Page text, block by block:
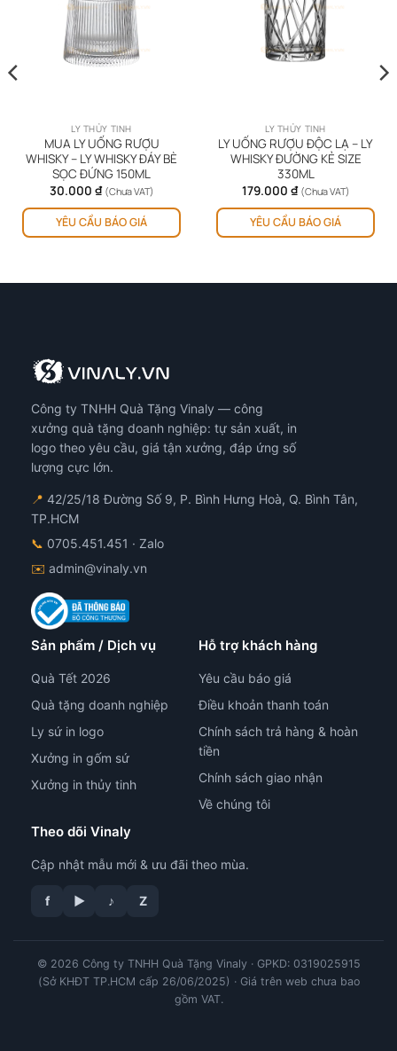
LY THỦY TINH
MUA LY UỐNG RƯỢU
WHISKY – LY WHISKY ĐÁY BÈ
SỌC ĐỨNG 150ML
30.000 ₫ (Chưa VAT)
YÊU CẦU BÁO GIÁ
LY THỦY TINH
LY UỐNG RƯỢU ĐỘC LẠ – LY
WHISKY ĐƯỜNG KẺ SIZE
330ML
179.000 ₫ (Chưa VAT)
YÊU CẦU BÁO GIÁ
Công ty TNHH Quà Tặng Vinaly — công
xưởng quà tặng doanh nghiệp: tự sản xuất, in
logo theo yêu cầu, giá tận xưởng, đáp ứng số
lượng cực lớn.
📍 42/25/18 Đường Số 9, P. Bình Hưng Hoà, Q. Bình Tân,
TP.HCM
📞 0705.451.451 · Zalo
✉️ admin@vinaly.vn
Sản phẩm / Dịch vụ
Quà Tết 2026
Quà tặng doanh nghiệp
Ly sứ in logo
Xưởng in gốm sứ
Xưởng in thủy tinh
Hỗ trợ khách hàng
Yêu cầu báo giá
Điều khoản thanh toán
Chính sách trả hàng & hoàn
tiền
Chính sách giao nhận
Về chúng tôi
Theo dõi Vinaly
Cập nhật mẫu mới & ưu đãi theo mùa.
f ▶ ♪ Z
© 2026 Công ty TNHH Quà Tặng Vinaly · GPKD: 0319025915
(Sở KHĐT TP.HCM cấp 26/06/2025) · Giá trên web chưa bao
gồm VAT.